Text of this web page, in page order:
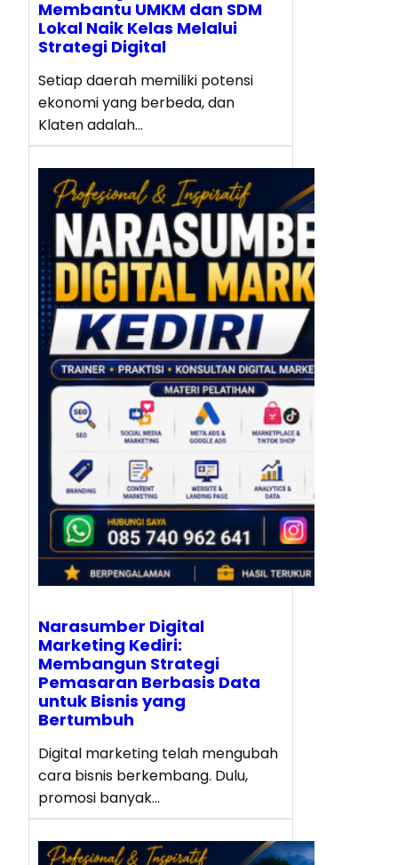
Membantu UMKM dan SDM
Lokal Naik Kelas Melalui
Strategi Digital
Setiap daerah memiliki potensi
ekonomi yang berbeda, dan
Klaten adalah…
Narasumber Digital
Marketing Kediri:
Membangun Strategi
Pemasaran Berbasis Data
untuk Bisnis yang
Bertumbuh
Digital marketing telah mengubah
cara bisnis berkembang. Dulu,
promosi banyak…